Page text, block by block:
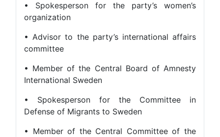
• Spokesperson for the party’s women’s
organization
• Advisor to the party’s international affairs
committee
• Member of the Central Board of Amnesty
International Sweden
• Spokesperson for the Committee in
Defense of Migrants to Sweden
• Member of the Central Committee of the